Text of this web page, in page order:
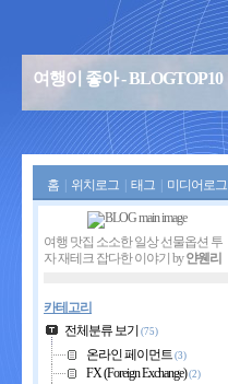
여행이 좋아 - BLOGTOP10
홈 위치로그 태그 미디어로그
여행 맛집 소소한 일상 선물옵션 투
자 재테크 잡다한 이야기 by얀웬리
카테고리
전체분류 보기 (75)
온라인 페이먼트 (3)
FX (Foreign Exchange)(2)